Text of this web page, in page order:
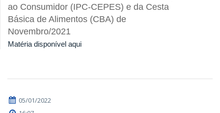
ao Consumidor (IPC-CEPES) e da Cesta
Básica de Alimentos (CBA) de
Novembro/2021
Matéria disponível aqui
05/01/2022